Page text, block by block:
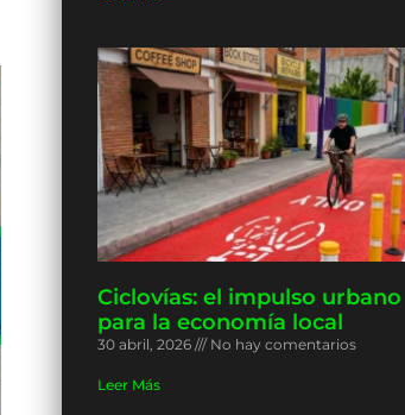
Ciclovías: el impulso urbano
para la economía local
30 abril, 2026 No hay comentarios
Leer Más